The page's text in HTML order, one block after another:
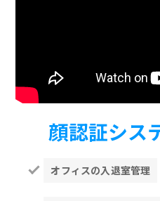
顔認証シス
オフィスの入退室管理